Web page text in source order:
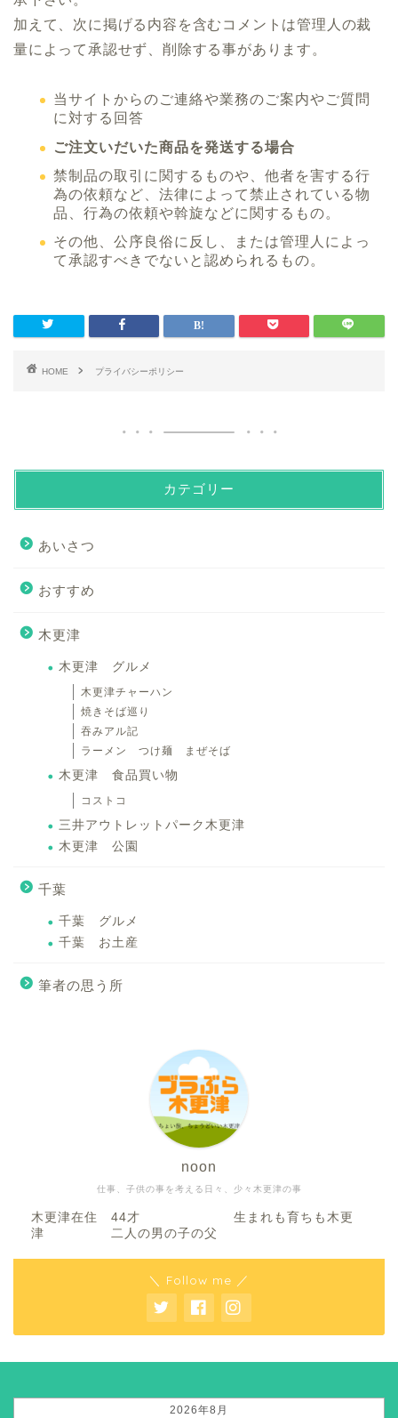
加えて、次に掲げる内容を含むコメントは管理人の裁
量によって承認せず、削除する事があります。
当サイトからのご連絡や業務のご案内やご質問
に対する回答
ご注文いだいた商品を発送する場合
禁制品の取引に関するものや、他者を害する行
為の依頼など、法律によって禁止されている物
品、行為の依頼や斡旋などに関するもの。
その他、公序良俗に反し、または管理人によっ
て承認すべきでないと認められるもの。
HOME プライバシーポリシー
カテゴリー
あいさつ
おすすめ
木更津
木更津 グルメ
木更津チャーハン
焼きそば巡り
吞みアル記
ラーメン つけ麺 まぜそば
木更津 食品買い物
コストコ
三井アウトレットパーク木更津
木更津 公園
千葉
千葉 グルメ
千葉 お土産
筆者の思う所
仕事、子供の事を考える日々、少々木更津の事
noon
木更津在住 44才 生まれも育ちも木更
津 二人の男の子の父
＼ Follow me ／
2026年8月